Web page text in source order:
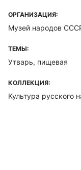
ОРГАНИЗАЦИЯ:
Музей народов
ТЕМЫ:
Утварь, пищевая
КОЛЛЕКЦИЯ:
Культура русского